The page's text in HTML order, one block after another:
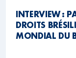
INTERVIEW :
DROITS
MONDIAL DU